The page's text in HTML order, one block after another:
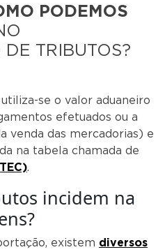
PODEMOS
TRIBUTOS?
se o valor aduaneiro
efetuados ou a
venda das mercadorias) e
na tabela chamada de
.
incidem na
existem diversos